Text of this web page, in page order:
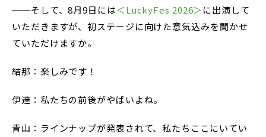
──そして、8月9日には＜LuckyFes 2026＞に出演して
いただきますが、初ステージに向けた意気込みを聞かせ
ていただけますか。
結那：楽しみです！
伊達：私たちの前後がやばいよね。
青山：ラインナップが発表されて、私たちここにいてい